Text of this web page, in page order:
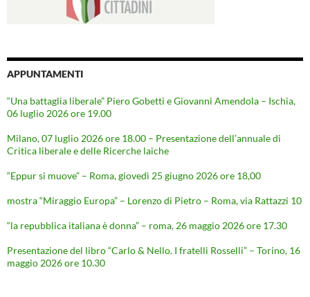
APPUNTAMENTI
“Una battaglia liberale” Piero Gobetti e Giovanni Amendola – Ischia,
06 luglio 2026 ore 19.00
Milano, 07 luglio 2026 ore 18.00 – Presentazione dell’annuale di
Critica liberale e delle Ricerche laiche
“Eppur si muove” – Roma, giovedì 25 giugno 2026 ore 18,00
mostra “Miraggio Europa” – Lorenzo di Pietro – Roma, via Rattazzi 10
“la repubblica italiana è donna” – roma, 26 maggio 2026 ore 17.30
Presentazione del libro “Carlo & Nello. I fratelli Rosselli” – Torino, 16
maggio 2026 ore 10.30